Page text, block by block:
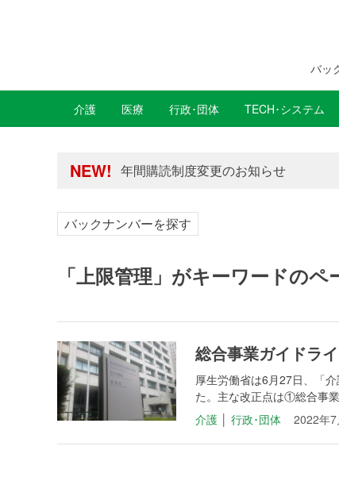
バッ
介護 医療 行政･団体 TECH･システム
NEW!
年間購読制度変更のお知らせ
高齢者住宅新聞 無料会員の皆様へ閲
バックナンバーを探す
「上限管理」がキーワードのペ
総合事業ガイドラ
厚生労働省は6月27日、「
た。主な改正点は①総合事
介護
行政･団体 2022年7